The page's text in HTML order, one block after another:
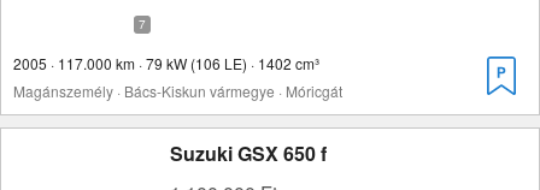
2005 · 117.000 km · 79 kW (106 LE) · 1402 cm³
Magánszemély · Bács-Kiskun vármegye · Móricgát
Suzuki GSX 650 f